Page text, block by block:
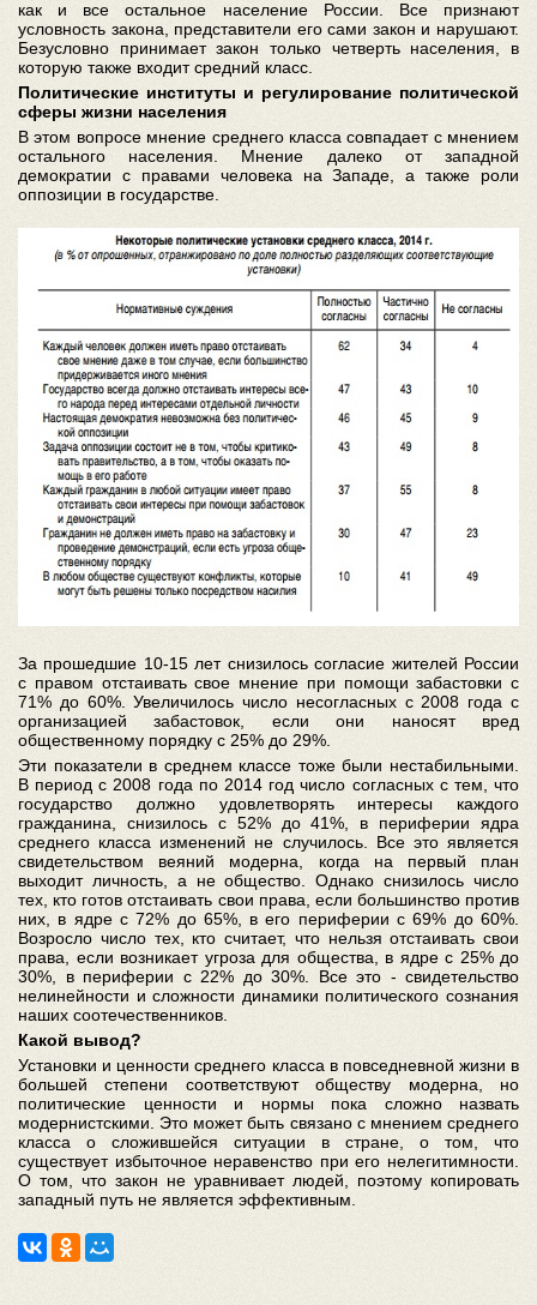
как и все остальное население России. Все признают
условность закона, представители его сами закон и нарушают.
Безусловно принимает закон только четверть населения, в
которую также входит средний класс.
Политические институты и регулирование политической
сферы жизни населения
В этом вопросе мнение среднего класса совпадает с мнением
остального населения. Мнение далеко от западной
демократии с правами человека на Западе, а также роли
оппозиции в государстве.
За прошедшие 10-15 лет снизилось согласие жителей России
с правом отстаивать свое мнение при помощи забастовки с
71% до 60%. Увеличилось число несогласных с 2008 года с
организацией забастовок, если они наносят вред
общественному порядку с 25% до 29%.
Эти показатели в среднем классе тоже были нестабильными.
В период с 2008 года по 2014 год число согласных с тем, что
государство должно удовлетворять интересы каждого
гражданина, снизилось с 52% до 41%, в периферии ядра
среднего класса изменений не случилось. Все это является
свидетельством веяний модерна, когда на первый план
выходит личность, а не общество. Однако снизилось число
тех, кто готов отстаивать свои права, если большинство против
них, в ядре с 72% до 65%, в его периферии с 69% до 60%.
Возросло число тех, кто считает, что нельзя отстаивать свои
права, если возникает угроза для общества, в ядре с 25% до
30%, в периферии с 22% до 30%. Все это - свидетельство
нелинейности и сложности динамики политического сознания
наших соотечественников.
Какой вывод?
Установки и ценности среднего класса в повседневной жизни в
большей степени соответствуют обществу модерна, но
политические ценности и нормы пока сложно назвать
модернистскими. Это может быть связано с мнением среднего
класса о сложившейся ситуации в стране, о том, что
существует избыточное неравенство при его нелегитимности.
О том, что закон не уравнивает людей, поэтому копировать
западный путь не является эффективным.